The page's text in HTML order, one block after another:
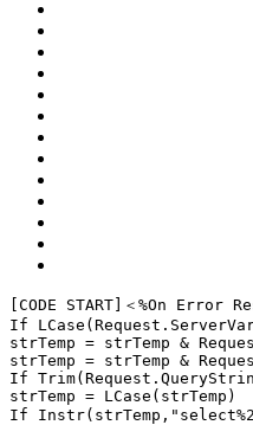
[CODE START ＜%On Error
If
LCase
strTemp = strTemp &
strTemp = strTemp &
If Trim
strTemp = LCase (strTemp)
If
Instr(strTemp,